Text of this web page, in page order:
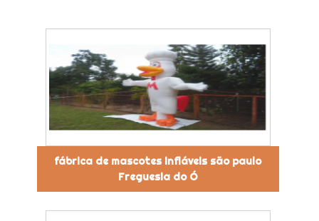
fábrica de mascotes infláveis são paulo
Freguesia do Ó